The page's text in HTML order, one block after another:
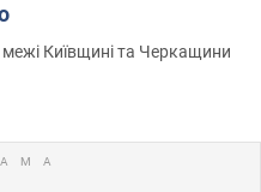
Київщині та Черкащини